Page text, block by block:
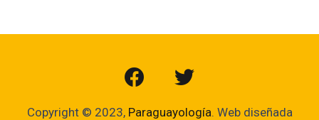
Copyright © 2023, Paraguayología. Web diseñada